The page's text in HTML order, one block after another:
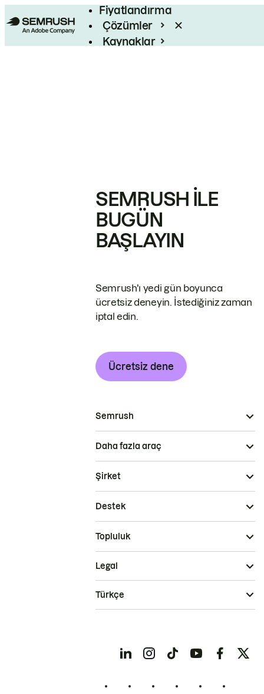
Fiyatlandırma
Çözümler
Kaynaklar
SEMRUSH ILE
BUGÜN
BAŞLAYIN
Semrush'ı yedi gün boyunca
ücretsiz deneyin. İstediğiniz zaman
iptal edin.
Ücretsiz dene
Semrush
Daha fazla araç
Şirket
Destek
Topluluk
Legal
Türkçe